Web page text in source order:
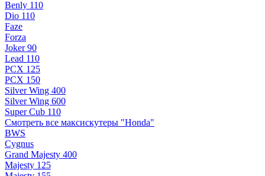
Benly 110
Dio 110
Faze
Forza
Joker 90
Lead 110
PCX 125
PCX 150
Silver Wing 400
Silver Wing 600
Super Cub 110
Смотреть все максискутеры "Honda"
BWS
Cygnus
Grand Majesty 400
Majesty 125